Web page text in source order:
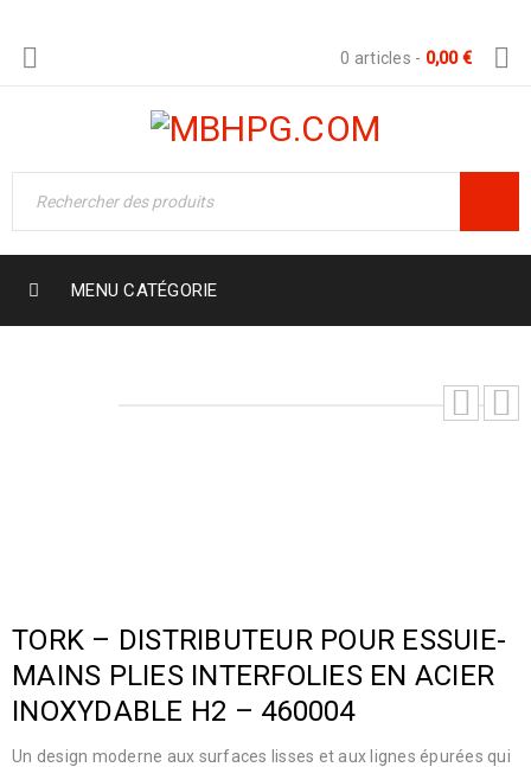
0 articles - 0,00€
MENU CATÉGORIE
TORK – DISTRIBUTEUR POUR ESSUIE-
MAINS PLIES INTERFOLIES EN ACIER
INOXYDABLE H2 – 460004
Un design moderne aux surfaces lisses et aux lignes épurées qui